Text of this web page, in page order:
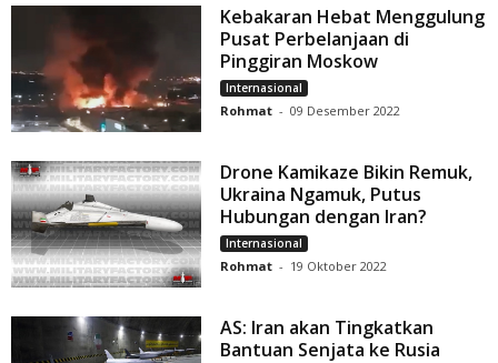
Kebakaran Hebat Menggulung
Pusat Perbelanjaan di
Pinggiran Moskow
Internasional
Rohmat - 09 Desember 2022
Drone Kamikaze Bikin Remuk,
Ukraina Ngamuk, Putus
Hubungan dengan Iran?
Internasional
Rohmat - 19 Oktober 2022
AS: Iran akan Tingkatkan
Bantuan Senjata ke Rusia